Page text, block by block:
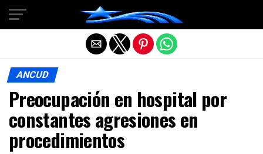
ANCUD
Preocupación en hospital por
constantes agresiones en
procedimientos
Salir de la versión móvil